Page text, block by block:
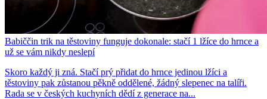
Babiččin trik na těstoviny funguje dokonale: stačí 1 lžíce do hrnce a
už se vám nikdy neslepí
Skoro každý ji zná. Stačí prý přidat do hrnce jedinou lžíci a
těstoviny pak zůstanou pěkně oddělené, žádný slepenec na talíři.
Rada se v českých kuchyních dědí z generace na...